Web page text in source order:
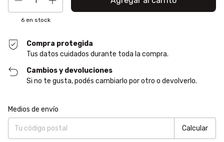
6en stock
Compra protegida
Tus datos cuidados durante toda la compra.
Cambios y devoluciones
Si no te gusta, podés cambiarlo por otro o devolverlo.
Entregas para el CP:
Medios de envío
Calcular